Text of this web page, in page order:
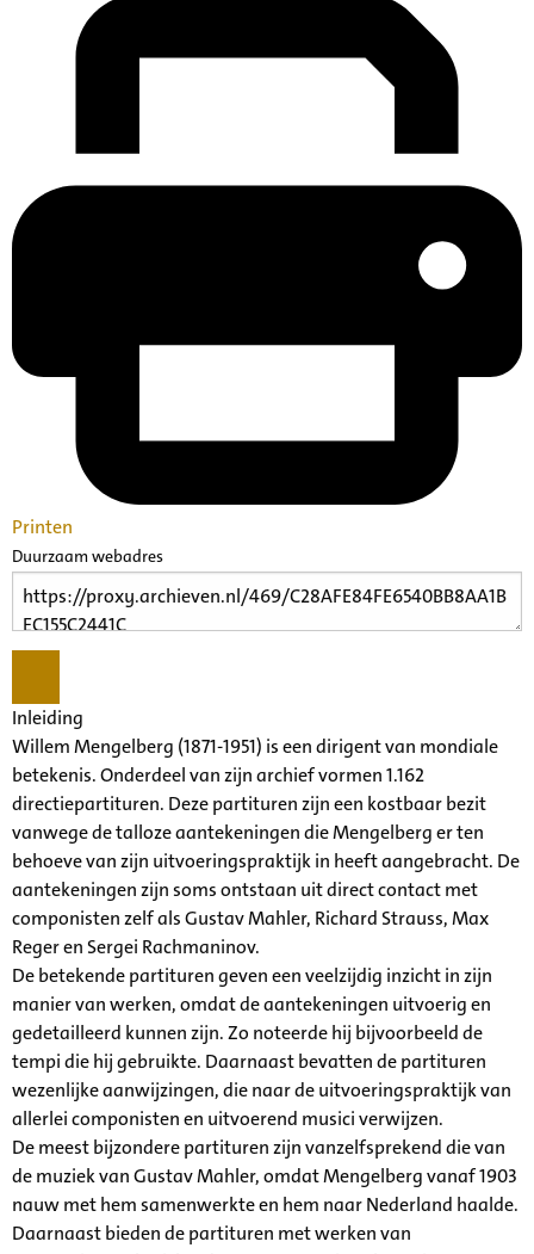
Printen
Duurzaam webadres
Inleiding
Willem Mengelberg (1871-1951) is een dirigent van mondiale
betekenis. Onderdeel van zijn archief vormen 1.162
directiepartituren. Deze partituren zijn een kostbaar bezit
vanwege de talloze aantekeningen die Mengelberg er ten
behoeve van zijn uitvoeringspraktijk in heeft aangebracht. De
aantekeningen zijn soms ontstaan uit direct contact met
componisten zelf als Gustav Mahler, Richard Strauss, Max
Reger en Sergei Rachmaninov.
De betekende partituren geven een veelzijdig inzicht in zijn
manier van werken, omdat de aantekeningen uitvoerig en
gedetailleerd kunnen zijn. Zo noteerde hij bijvoorbeeld de
tempi die hij gebruikte. Daarnaast bevatten de partituren
wezenlijke aanwijzingen, die naar de uitvoeringspraktijk van
allerlei componisten en uitvoerend musici verwijzen.
De meest bijzondere partituren zijn vanzelfsprekend die van
de muziek van Gustav Mahler, omdat Mengelberg vanaf 1903
nauw met hem samenwerkte en hem naar Nederland haalde.
Daarnaast bieden de partituren met werken van